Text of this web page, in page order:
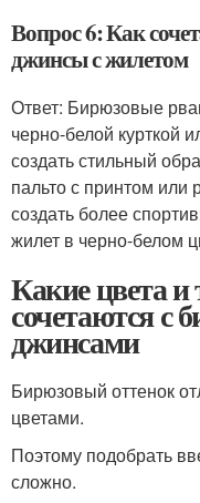
Вопрос 6: Как
джинсы с жилетом
Ответ: Бирюзовые
черно-белой курткой
создать стильный
пальто с принтом или
создать более
жилет в черно-белом
Какие цвета и
сочетаются
джинсами
Бирюзовый оттенок
цветами.
Поэтому подобрать
сложно.